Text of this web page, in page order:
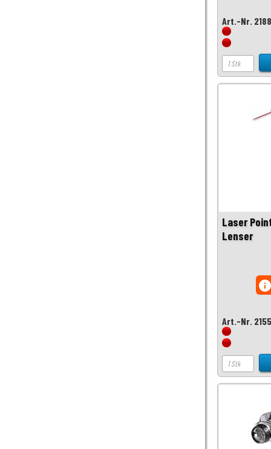
Art.-Nr.
Laser
Lenser
Art.-Nr.